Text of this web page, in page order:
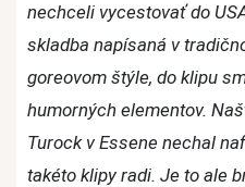
nechceli vycestovať do
skladba napísaná v
goreovom štýle, do klipu
humorných elementov.
Turock v Essene nechal
takéto klipy radi. Je to ale